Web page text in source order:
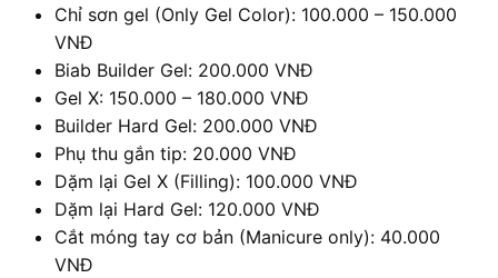
Chỉ sơn gel (Only Gel Color): 100.000 – 150.000
VNĐ
Biab Builder Gel: 200.000 VNĐ
Gel X: 150.000 – 180.000 VNĐ
Builder Hard Gel: 200.000 VNĐ
Phụ thu gắn tip: 20.000 VNĐ
Dặm lại Gel X (Filling): 100.000 VNĐ
Dặm lại Hard Gel: 120.000 VNĐ
Cắt móng tay cơ bản (Manicure only): 40.000
VNĐ